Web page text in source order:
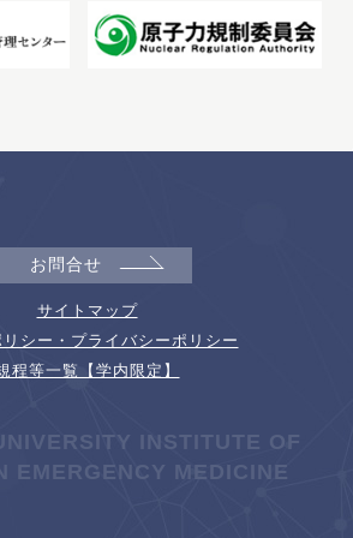
お問合せ
サイトマップ
シー・プライバシーポリシー
程等一覧【学内限定】
INSTITUTE OF
EMERGENCY MEDICINE